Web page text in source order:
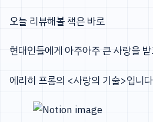
오늘 리뷰해볼 책은 바로
현대인들에게 아주아주 큰 사랑을
에리히 프롬의 <사랑의 기술>입니